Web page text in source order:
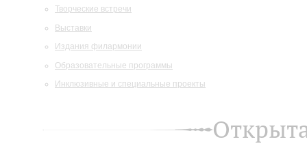
Творческие встречи
Выставки
Издания филармонии
Образовательные программы
Инклюзивные и специальные проекты